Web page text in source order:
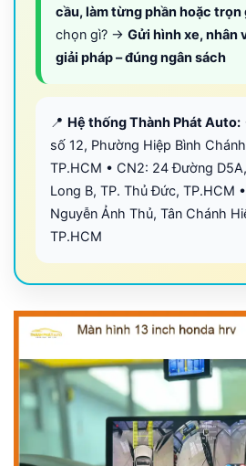
cầu, làm từng phần hoặc trọn
chọn gì? → Gửi hình xe, nhân
giải pháp – đúng ngân sách
📍 Hệ thống Thành Phát Auto:
số 12, Phường Hiệp Bình
TP.HCM • CN2: 24 Đường
Long B, TP. Thủ Đức, TP.HCM
Nguyễn Ảnh Thủ, Tân Chánh
TP.HCM